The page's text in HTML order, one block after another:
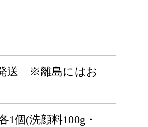
発送 ※離島にはお
個(洗顔料100g・